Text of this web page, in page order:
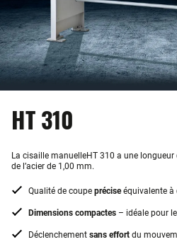
HT 310
La cisaille manuelleHT 310 a une
de l’acier de 1,00 mm.
Qualité de coupe préciseéquivalente à
Dimensions compactes – idéale pour
Déclenchement sans effort du